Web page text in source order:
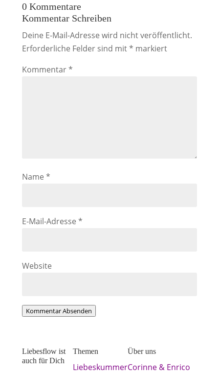
0 Kommentare
Kommentar Schreiben
Deine E-Mail-Adresse wird nicht veröffentlicht.
Erforderliche Felder sind mit* markiert
Kommentar*
Name *
E-Mail-Adresse *
Website
Kommentar Absenden
Liebesflow ist
auch für Dich
Themen
Liebeskummer
Über uns
Corinne & Enrico